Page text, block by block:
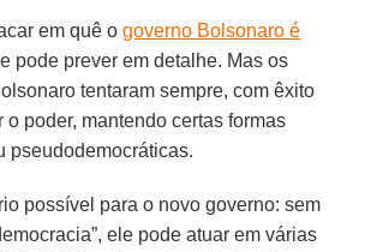
em quê ogoverno Bolsonaro é
pode prever em detalhe. Mas os
tentaram sempre, com êxito
o poder, mantendo certas formas
pseudodemocráticas.
possível para o novo governo: sem
ele pode atuar em várias